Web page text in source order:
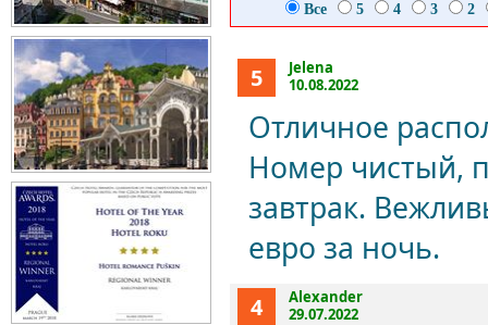
Все 5 4 3 2
5
Jelena
10.08.2022
Отличное
Номер чистый,
завтрак.
евро за ночь.
4
Alexander
29.07.2022